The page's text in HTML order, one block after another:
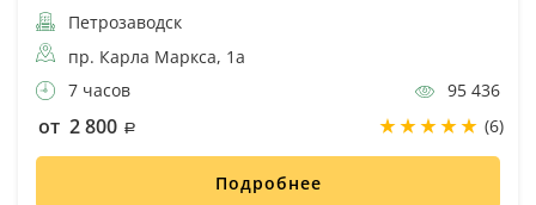
Петрозаводск
пр. Карла Маркса, 1а
7 часов
95 436
от 2 800 (6)
Подробнее